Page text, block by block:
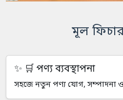
মূল
🛒 পণ্য ব্যবস্থাপনা
সহজে নতুন পণ্য যোগ, সম্পাদনা ও